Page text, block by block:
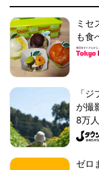
ミセ
も食
「
が撮
8万
ゼロ